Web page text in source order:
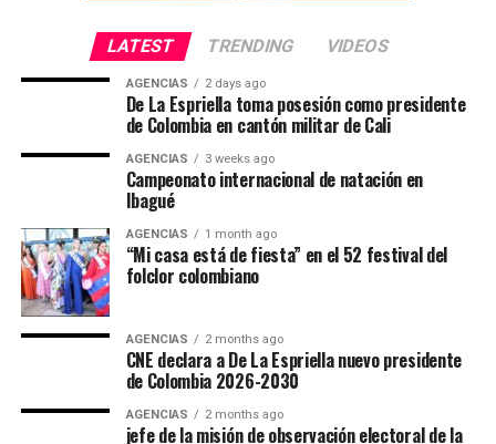
LATEST TRENDING VIDEOS
AGENCIAS 2 days ago
De La Espriella toma posesión como presidente
de Colombia en cantón militar de Cali
AGENCIAS 3 weeks ago
Campeonato internacional de natación en
Ibagué
AGENCIAS 1 month ago
“Mi casa está de fiesta” en el 52 festival del
folclor colombiano
AGENCIAS 2 months ago
CNE declara a De La Espriella nuevo presidente
de Colombia 2026-2030
AGENCIAS 2 months ago
jefe de la misión de observación electoral de la